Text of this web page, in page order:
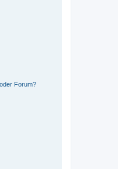
Forum?